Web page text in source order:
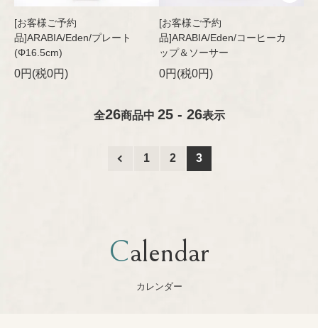
木製品
インテリア/オブジェ
テーブルウェア
書籍
ポスター/ポストカード
書籍
ペーパーグッズ
Upsala-Ekeby
（GEFLE/KARLSKRONA）
marimekko
Gunvor Olin-Grönqvist
Heikki Orvola
Helena Tynell
Heljä Liukko-Sundström
[お客様ご予約
品]ARABIA/Eden/プレート
(Φ16.5cm)
0円(税0円)
[お客様ご予約
品]ARABIA/Eden/コーヒーカ
ップ＆ソーサー
0円(税0円)
全26商品中 25 - 26表示
1 2 3
Calendar
カレンダー